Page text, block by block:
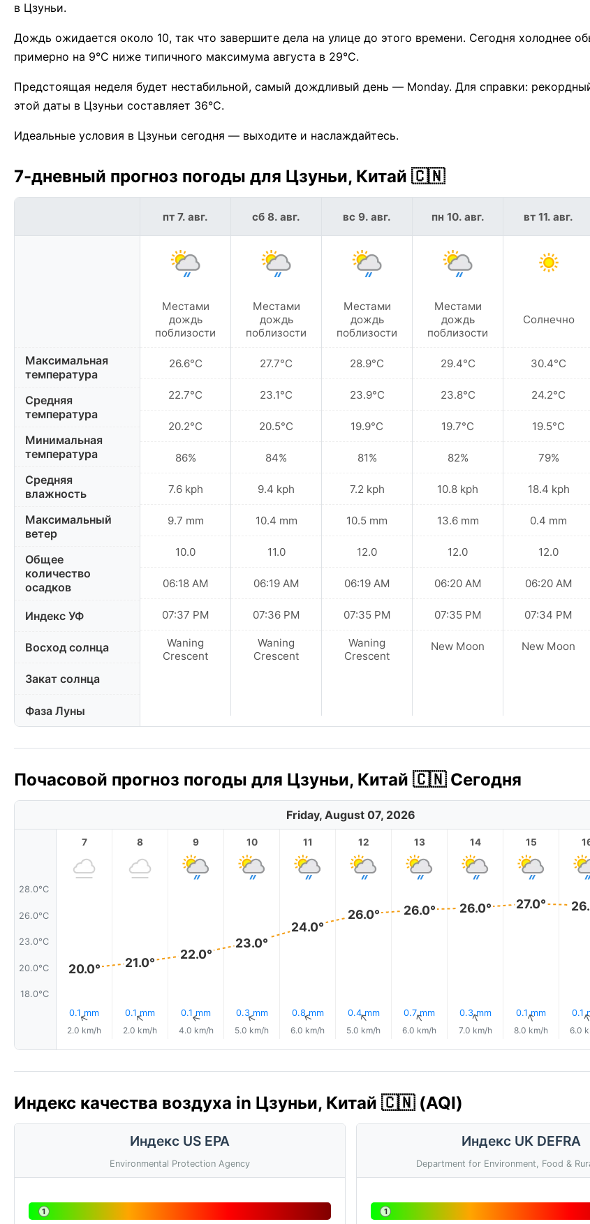
в Цзуньи.
Дождь ожидается около 10, так что завершите дела на улице до этого времени. Сегодня холоднее
примерно на 9°C ниже типичного максимума августа в 29°C.
Предстоящая неделя будет нестабильной, самый дождливый день — Monday. Для справки:
этой даты в Цзуньи составляет 36°C.
Идеальные условия в Цзуньи сегодня — выходите и наслаждайтесь.
7-дневный прогноз погоды для Цзуньи, Китай 🇨🇳
Максимальная
температура
Средняя
температура
Минимальная
температура
Средняя
влажность
Максимальный
ветер
Общее
количество
осадков
Индекс УФ
Восход солнца
Закат солнца
Фаза Луны
пт 7. авг.
Местами
дождь
поблизости
26.6°C
22.7°C
20.2°C
86%
7.6 kph
9.7 mm
10.0
06:18 AM
07:37 PM
Waning
Crescent
сб 8. авг.
Местами
дождь
поблизости
27.7°C
23.1°C
20.5°C
84%
9.4 kph
10.4 mm
11.0
06:19 AM
07:36 PM
Waning
Crescent
вс 9. авг.
Местами
дождь
поблизости
28.9°C
23.9°C
19.9°C
81%
7.2 kph
10.5 mm
12.0
06:19 AM
07:35 PM
Waning
Crescent
пн 10. авг.
Местами
дождь
поблизости
29.4°C
23.8°C
19.7°C
82%
10.8 kph
13.6 mm
12.0
06:20 AM
07:35 PM
New Moon
вт 11. авг.
Солнечно
30.4°C
24.2°C
19.5°C
79%
18.4 kph
0.4 mm
12.0
06:20 AM
07:34 PM
New Moon
Почасовой прогноз погоды для Цзуньи, Китай 🇨🇳 Сегодня
Friday, August 07, 2026
28.0°C
26.0°C
23.0°C
20.0°C
18.0°C
7
20.0°
0.1 mm
↑
2.0 km/h
8
21.0°
0.1 mm
↑
2.0 km/h
9
22.0°
0.1 mm
↑
4.0 km/h
10
23.0°
0.3 mm
↑
5.0 km/h
11
24.0°
0.8 mm
↑
6.0 km/h
12
26.0°
0.4 mm
↑
5.0 km/h
13
26.0°
0.7 mm
↑
6.0 km/h
14
26.0°
0.3 mm
↑
7.0 km/h
15
27.0°
0.1 mm
↑
8.0 km/h
0.1
6.0
Индекс качества воздуха in Цзуньи, Китай 🇨🇳 (AQI)
Индекс US EPA
Environmental Protection Agency
1
Индекс UK DEFRA
Department for Environment, Food &
1